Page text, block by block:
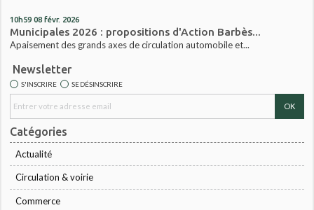
10h59 08 févr. 2026
Municipales 2026 : propositions d'Action Barbès...
Apaisement des grands axes de circulation automobile et...
Newsletter
S'INSCRIRE SE DÉSINSCRIRE
Catégories
Actualité
Circulation & voirie
Commerce